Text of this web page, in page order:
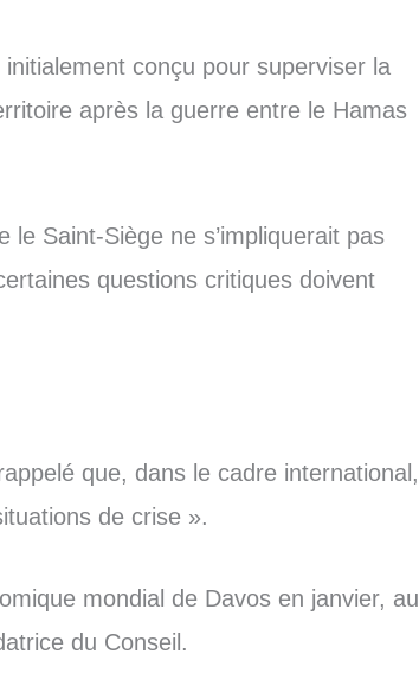
conçu pour superviser la
après la guerre entre le Hamas
Saint-Siège ne s’impliquerait pas
questions critiques doivent
que, dans le cadre international,
de crise ».
mondial de Davos en janvier, au
du Conseil.